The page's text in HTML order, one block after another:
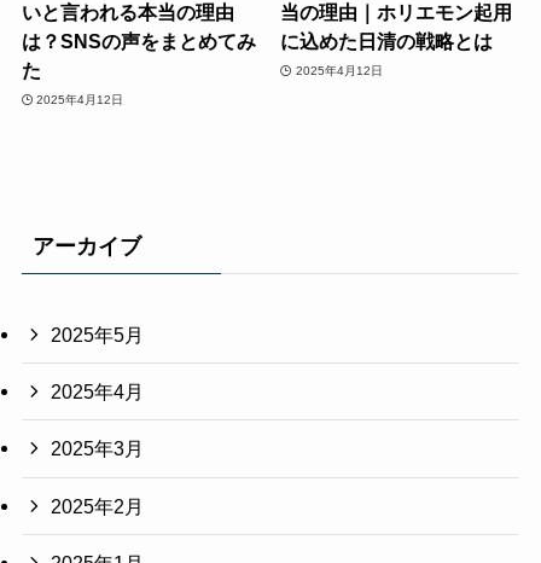
いと言われる本当の理由
は？SNSの声をまとめてみ
た
2025年4月12日
当の理由｜ホリエモン起用
に込めた日清の戦略とは
2025年4月12日
アーカイブ
2025年5月
2025年4月
2025年3月
2025年2月